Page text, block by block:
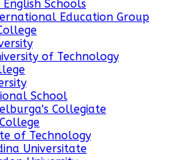
Schools
Education Group
of Technology
School
Collegiate
of Technology
Universitate